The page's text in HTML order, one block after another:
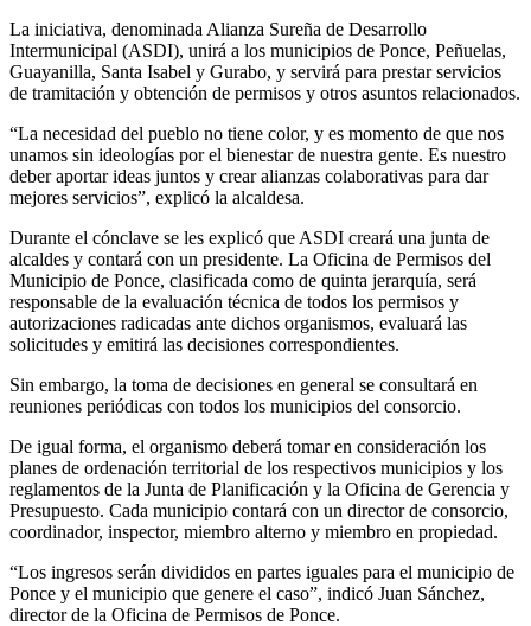
La iniciativa, denominada Alianza Sureña de Desarrollo
Intermunicipal (ASDI), unirá a los municipios de Ponce, Peñuelas,
Guayanilla, Santa Isabel y Gurabo, y servirá para prestar servicios
de tramitación y obtención de permisos y otros asuntos relacionados.
“La necesidad del pueblo no tiene color, y es momento de que nos
unamos sin ideologías por el bienestar de nuestra gente. Es nuestro
deber aportar ideas juntos y crear alianzas colaborativas para dar
mejores servicios”, explicó la alcaldesa.
Durante el cónclave se les explicó que ASDI creará una junta de
alcaldes y contará con un presidente. La Oficina de Permisos del
Municipio de Ponce, clasificada como de quinta jerarquía, será
responsable de la evaluación técnica de todos los permisos y
autorizaciones radicadas ante dichos organismos, evaluará las
solicitudes y emitirá las decisiones correspondientes.
Sin embargo, la toma de decisiones en general se consultará en
reuniones periódicas con todos los municipios del consorcio.
De igual forma, el organismo deberá tomar en consideración los
planes de ordenación territorial de los respectivos municipios y los
reglamentos de la Junta de Planificación y la Oficina de Gerencia y
Presupuesto. Cada municipio contará con un director de consorcio,
coordinador, inspector, miembro alterno y miembro en propiedad.
“Los ingresos serán divididos en partes iguales para el municipio de
Ponce y el municipio que genere el caso”, indicó Juan Sánchez,
director de la Oficina de Permisos de Ponce.